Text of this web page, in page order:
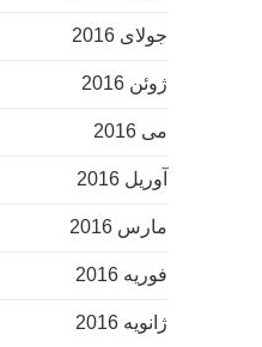
جولای 2016
ژوئن 2016
می 2016
آوریل 2016
مارس 2016
فوریه 2016
ژانویه 2016